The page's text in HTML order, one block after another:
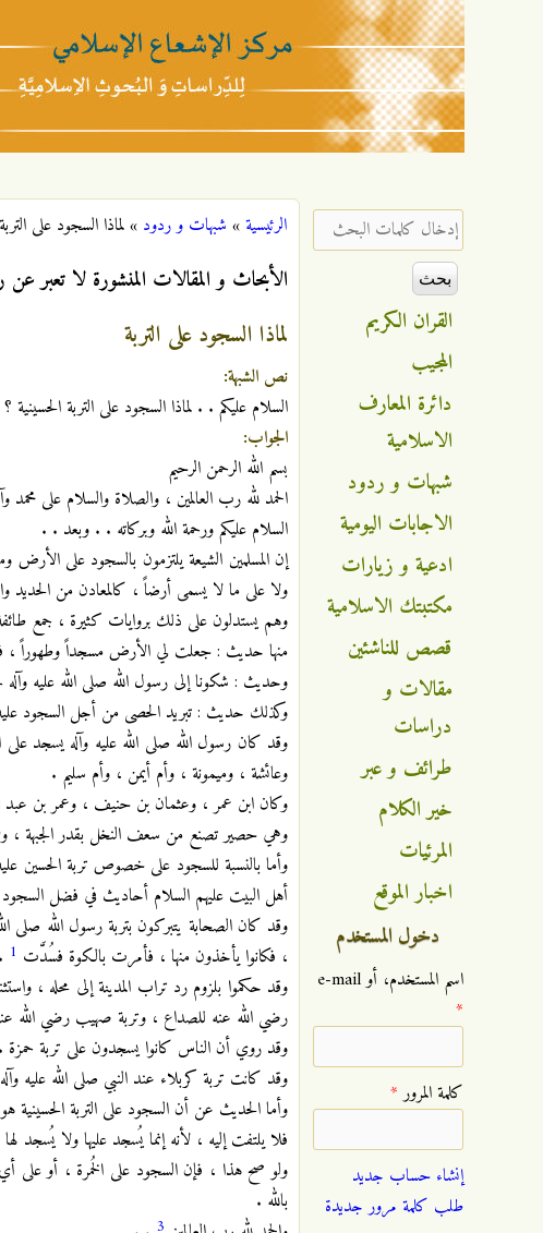
الإشعاع
الإسلامي أنت هنا
الرئيسية» شبهات و ردود »لماذا السجود على التربة
الأبحاث و المقالات المنشورة لا تعبر
لماذا السجود على التربة
نص الشبهة:
السلام عليكم . . لماذا السجود على التربة الحسينية ؟
الجواب:
بسم الله الرحمن الرحيم
الحمد لله رب العالمين ، والصلاة والسلام على محمد
السلام عليكم ورحمة الله وبركاته . . وبعد . .
إن المسلمين الشيعة يلتزمون بالسجود على
ولا على ما لا يسمى أرضاً ، كالمعادن من الحديد
وهم يستدلون على ذلك بروايات كثيرة ، جمع
منها حديث : جعلت لي الأرض مسجداً وطهوراً ،
وحديث : شكونا إلى رسول الله صلى الله عليه وآله
وكذلك حديث : تبريد الحصى من أجل السجود
وقد كان رسول الله صلى الله عليه وآله يسجد
وعائشة ، وميمونة ، وأم أيمن ، وأم سليم .
وكان ابن عمر ، وعثمان بن حنيف ، وعمر بن عبد
وهي حصير تصنع من سعف النخل بقدر الجبهة ،
وأما بالنسبة للسجود على خصوص تربة الحسين عليه
أهل البيت عليهم السلام أحاديث في فضل السجود
وقد كان الصحابة يتبركون بتربة رسول الله
، فكانوا يأخذون منها ، فأمرت بالكوة فسُدَّت 1
.
وقد حكموا بلزوم رد تراب المدينة إلى محله ،
رضي الله عنه للصداع ، وتربة صهيب رضي
وقد روي أن الناس كانوا يسجدون على تربة حمزة .
وقد كانت تربة كربلاء عند النبي صلى الله عليه
وأما الحديث عن أن السجود على التربة الحسينية
فلا يلتفت إليه ، لأنه إنما يُسجد عليها ولا يُسجد
ولو صح هذا ، فإن السجود على الخُمرة ، أو على
بالله .
3
‏إدخال كلمات البحث ‏
القران الكريم
المجيب
دائرة المعارف
الاسلامية
شبهات و ردود
الاجابات اليومية
ادعية و زيارات
مكتبتك الاسلامية
قصص للناشئين
مقالات و
دراسات
طرائف و عبر
خير الكلام
المرئيات
اخبار الموقع
دخول المستخدم
‏اسم المستخدم، أو e-mail
*
‏كلمة المرور ‏*
إنشاء حساب جديد
طلب كلمة مرور جديدة